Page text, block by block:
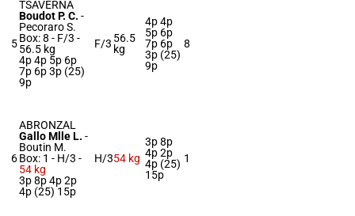
5
TSAVERNA
Boudot P. C. -
Pecoraro S.
Box: 8 - F/3 -
56.5 kg
4p 4p 5p 6p
7p 6p 3p (25)
9p
F/3 56.5
kg
4p 4p
5p 6p
7p 6p
3p (25)
9p
8
6
ABRONZAL
Gallo Mlle L. -
Boutin M.
Box: 1 - H/3 -
54 kg
3p 8p 4p 2p
4p (25) 15p
H/354 kg
3p 8p
4p 2p
4p (25)
15p
1